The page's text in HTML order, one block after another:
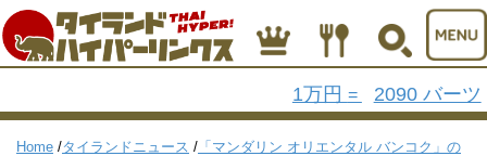
1万円 = 2090 バーツ
Home /タイランドニュース / 「マンダリン オリエンタル バンコク」の